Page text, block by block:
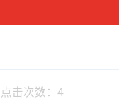
点击次数： 4